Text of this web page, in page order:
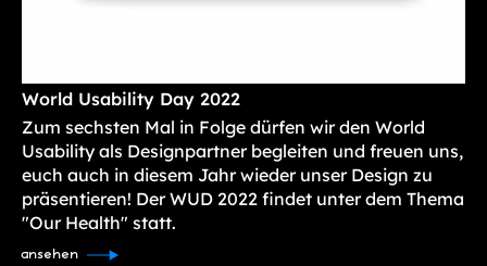
World Usability Day 2022
Zum sechsten Mal in Folge dürfen wir den World
Usability als Designpartner begleiten und freuen uns,
euch auch in diesem Jahr wieder unser Design zu
präsentieren! Der WUD 2022 findet unter dem Thema
"Our Health" statt.
ansehen